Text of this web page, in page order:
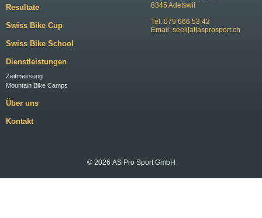
8345 Adetswil
Tel. 079 666 53 42
Email: seeli[at]asprosport.ch
Resultate
Swiss Bike Cup
Swiss Bike School
Dienstleistungen
Zeitmessung
Mountain Bike Camps
Über uns
Kontakt
© 2026 AS Pro Sport GmbH